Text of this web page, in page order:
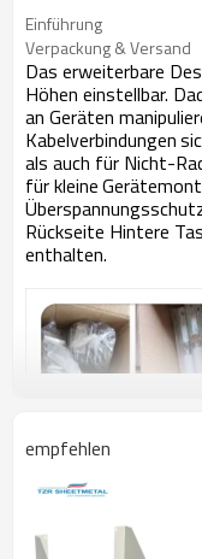
Einführung
Verpackung & Versand
Das erweiterbare
Höhen einstellbar.
an Geräten
Kabelverbindungen
als auch für Nicht-
für kleine
Rückseite Hintere
enthalten.
empfehlen